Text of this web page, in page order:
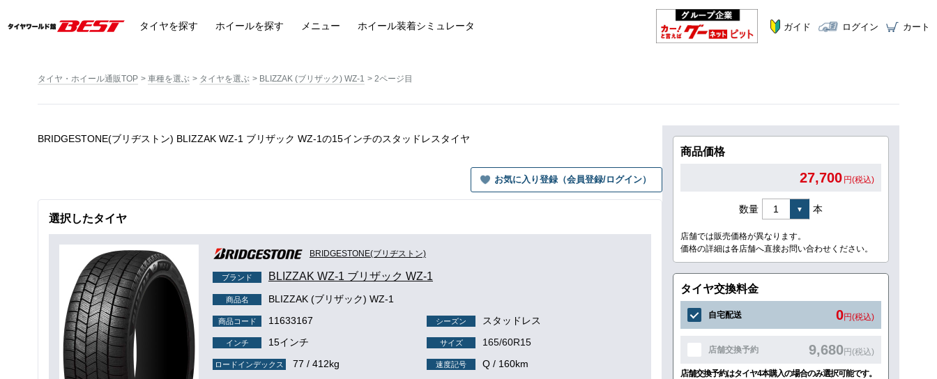
タイヤを探す ホイールを探す メニュー ホイール装着シミュレータ ガイド ログイン カート
タイヤ・ホイール通販TOP 車種を選ぶ タイヤを選ぶ BLIZZAK (ブリザック) WZ-1 2ページ目
BRIDGESTONE(ブリヂストン) BLIZZAK WZ-1 ブリザック WZ-1の15インチのスタッドレスタイヤ
お気に入り登録（会員登録/ログイン）
選択したタイヤ
BRIDGESTONE(ブリヂストン)
ブランド BLIZZAK WZ-1 ブリザック WZ-1
商品名 BLIZZAK (ブリザック) WZ-1
商品コード 11633167 シーズン スタッドレス
インチ 15インチ サイズ 165/60R15
ロードインデックス 77 / 412kg 速度記号 Q / 160km
商品価格
27,700 円(税込)
数量 本
店舗では販売価格が異なります。
価格の詳細は各店舗へ直接お問い合わせください。
タイヤ交換料金
自宅配送 0円(税込)
店舗交換予約 9,680円(税込)
店舗交換予約はタイヤ4本購入の場合のみ選択可能です。